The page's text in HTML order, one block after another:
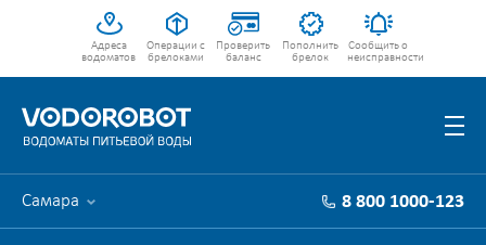
Адреса
водоматов
Операции с
брелоками
Проверить
баланс
Пополнить
брелок
Сообщить о
неисправности
Самара 8 800 1000-123